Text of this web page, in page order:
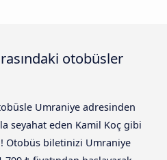
otobüsler
Umraniye adresinden
seyahat eden Kamil Koç gibi
Otobüs biletinizi Umraniye